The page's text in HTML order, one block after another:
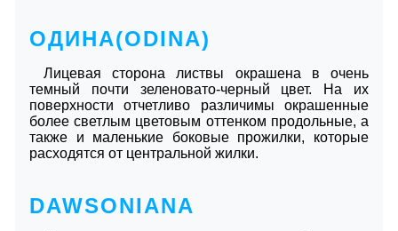
ОДИНА(ODINA)
Лицевая сторона листвы окрашена в очень
темный почти зеленовато-черный цвет. На их
поверхности отчетливо различимы окрашенные
более светлым цветовым оттенком продольные, а
также и маленькие боковые прожилки, которые
расходятся от центральной жилки.
DAWSONIANA